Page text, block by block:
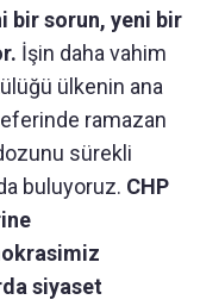
bir sorun, yeni bir
İşin daha vahim
ülkenin ana
ramazan
sürekli
buluyoruz. CHP
siyaset